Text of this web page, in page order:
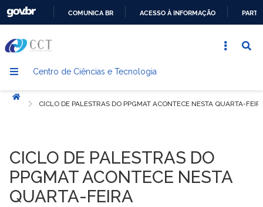
CONTEÚDO
COMUNICA BR ACESSO À INFORMAÇÃO
Centro de Ciências e Tecnologia
Início
CICLO DE PALESTRAS DO PPGMAT ACONTECE NESTA QUARTA-
CICLO DE PALESTRAS DO
PPGMAT ACONTECE NESTA
QUARTA-FEIRA